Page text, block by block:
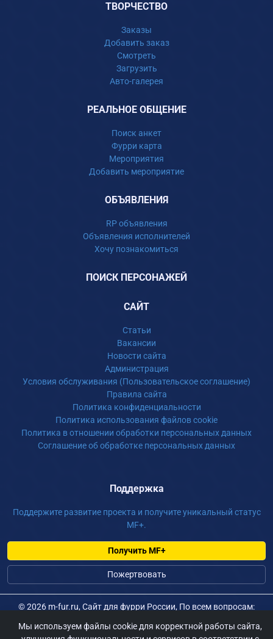
ТВОРЧЕСТВО
Заказы
Добавить заказ
Смотреть
Загрузить
Авто-галерея
РЕАЛЬНОЕ ОБЩЕНИЕ
Поиск анкет
Фурри карта
Мероприятия
Добавить мероприятие
ОБЪЯВЛЕНИЯ
RP объявления
Объявления исполнителей
Хочу познакомиться
ПОИСК ПЕРСОНАЖЕЙ
САЙТ
Статьи
Вакансии
Новости сайта
Администрация
Условия обслуживания (Пользовательское соглашение)
Правила сайта
Политика конфиденциальности
Политика использования файлов cookie
Политика в отношении обработки персональных данных
Соглашение об обработке персональных данных
Поддержка
Поддержите развитие проекта и получите уникальный статус
MF+.
Получить MF+
Пожертвовать
©2026 m-fur.ru, Сайт для фурри России, По всем вопросам:
admin@m-fur.ru
Мы используем файлы cookie для корректной работы сайта,